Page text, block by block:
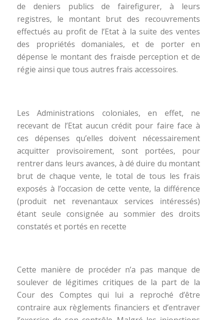
de deniers publics de fairefigurer, à leurs
registres, le montant brut des recouvrements
effectués au profit de l’Etat à la suite des ventes
des propriétés domaniales, et de porter en
dépense le montant des fraisde perception et de
régie ainsi que tous autres frais accessoires.
Les Administrations coloniales, en effet, ne
recevant de l’Etat aucun crédit pour faire face à
ces dépenses qu’elles doivent nécessairement
acquitter provisoirement, sont portées, pour
rentrer dans leurs avances, à dé duire du montant
brut de chaque vente, le total de tous les frais
exposés à l’occasion de cette vente, la différence
(produit net revenantaux services intéressés)
étant seule consignée au sommier des droits
constatés et portés en recette
Cette manière de procéder n’a pas manque de
soulever de légitimes critiques de la part de la
Cour des Comptes qui lui a reproché d’être
contraire aux règlements financiers et d’entraver